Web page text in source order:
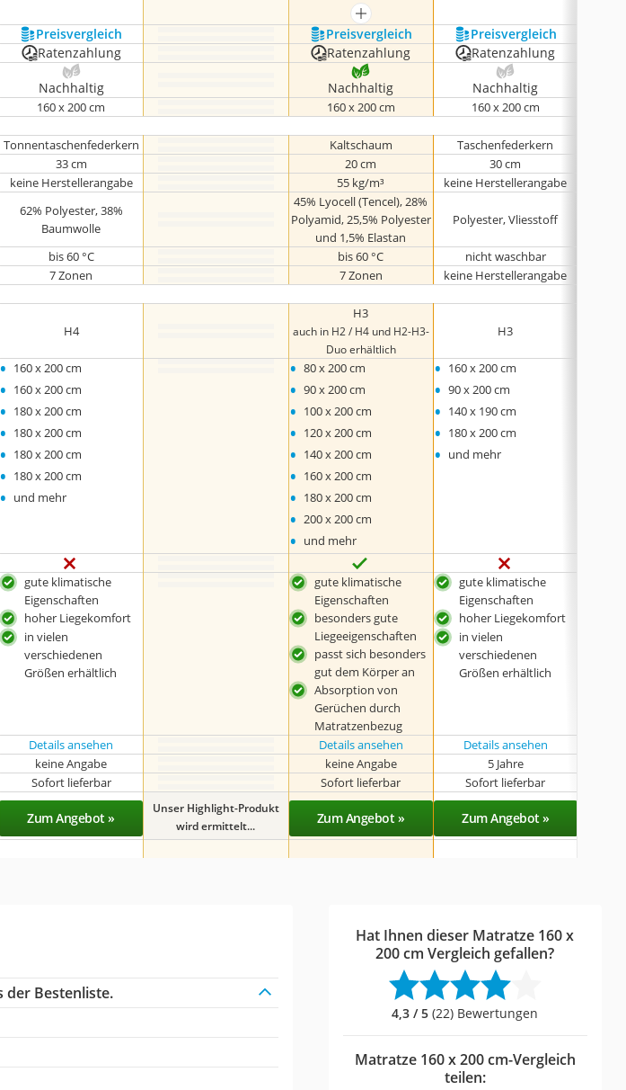
mehr anzeigen
Preis­vergleich Preis­vergleich Preis­vergleich
Ratenzahlung Ratenzahlung Ratenzahlung
Nachhaltig Nachhaltig Nachhaltig
160 x 200 cm 160 x 200 cm 160 x 200 cm
Tonnentaschenfederkern Kaltschaum Taschenfederkern
33 cm 20 cm
30 cm
keine Herstellerangabe 55 kg/m³ keine Herstellerangabe
62% Polyester, 38%
Baumwolle
45% Lyocell (Tencel), 28%
Polyamid, 25,5% Polyester
und 1,5% Elastan
Polyester, Vliesstoff
bis 60 °C bis 60 °C nicht waschbar
7 Zonen 7 Zonen
keine Herstellerangabe
H4
H3
auch in H2 / H4 und H2-H3-
Duo erhältlich
H3
• 160 x 200 cm
• 160 x 200 cm
• 180 x 200 cm
• 180 x 200 cm
• 180 x 200 cm
• 180 x 200 cm
• und mehr
• 80 x 200 cm
• 90 x 200 cm
• 100 x 200 cm
• 120 x 200 cm
• 140 x 200 cm
• 160 x 200 cm
• 180 x 200 cm
• 200 x 200 cm
• und mehr
• 160 x 200 cm
• 90 x 200 cm
• 140 x 190 cm
• 180 x 200 cm
• und mehr
gute klimatische
Eigenschaften
hoher Liegekomfort
in vielen
verschiedenen
Größen erhältlich
gute klimatische
Eigenschaften
besonders gute
Liegeeigenschaften
passt sich besonders
gut dem Körper an
Absorption von
Gerüchen durch
Matratzenbezug
gute klimatische
Eigenschaften
hoher Liegekomfort
in vielen
verschiedenen
Größen erhältlich
Details ansehen Details ansehen Details ansehen
keine Angabe keine Angabe 5 Jahre
Sofort lieferbar Sofort lieferbar Sofort lieferbar
Zum Angebot »
Unser Highlight-Produkt
wird ermittelt...
Zum Angebot » Zum Angebot »
der Bestenliste.
Hat Ihnen dieser Matratze 160 x
200 cm Vergleich gefallen?
4,3 / 5 (22) Bewertungen
Matratze 160 x 200 cm-Vergleich
teilen: